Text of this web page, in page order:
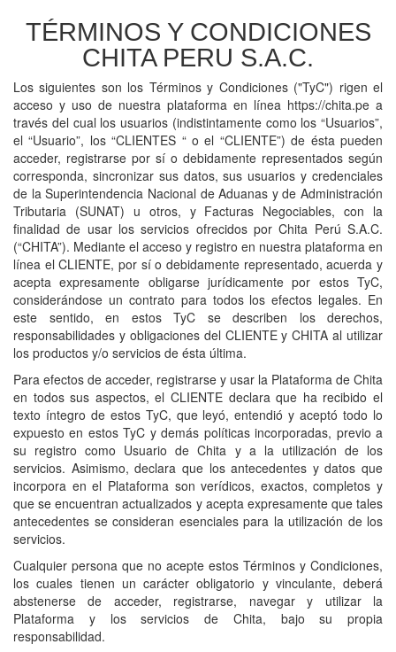
TÉRMINOS Y CONDICIONES
CHITA PERU S.A.C.
Los siguientes son los Términos y Condiciones ("TyC") rigen el
acceso y uso de nuestra plataforma en línea https://chita.pe a
través del cual los usuarios (indistintamente como los “Usuarios”,
el “Usuario”, los “CLIENTES “ o el “CLIENTE”) de ésta pueden
acceder, registrarse por sí o debidamente representados según
corresponda, sincronizar sus datos, sus usuarios y credenciales
de la Superintendencia Nacional de Aduanas y de Administración
Tributaria (SUNAT) u otros, y Facturas Negociables, con la
finalidad de usar los servicios ofrecidos por Chita Perú S.A.C.
(“CHITA”). Mediante el acceso y registro en nuestra plataforma en
línea el CLIENTE, por sí o debidamente representado, acuerda y
acepta expresamente obligarse jurídicamente por estos TyC,
considerándose un contrato para todos los efectos legales. En
este sentido, en estos TyC se describen los derechos,
responsabilidades y obligaciones del CLIENTE y CHITA al utilizar
los productos y/o servicios de ésta última.
Para efectos de acceder, registrarse y usar la Plataforma de Chita
en todos sus aspectos, el CLIENTE declara que ha recibido el
texto íntegro de estos TyC, que leyó, entendió y aceptó todo lo
expuesto en estos TyC y demás políticas incorporadas, previo a
su registro como Usuario de Chita y a la utilización de los
servicios. Asimismo, declara que los antecedentes y datos que
incorpora en el Plataforma son verídicos, exactos, completos y
que se encuentran actualizados y acepta expresamente que tales
antecedentes se consideran esenciales para la utilización de los
servicios.
Cualquier persona que no acepte estos Términos y Condiciones,
los cuales tienen un carácter obligatorio y vinculante, deberá
abstenerse de acceder, registrarse, navegar y utilizar la
Plataforma y los servicios de Chita, bajo su propia
responsabilidad.